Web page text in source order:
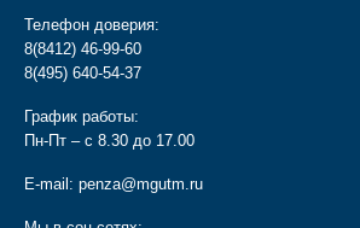
Телефон доверия:
8(8412) 46-99-60
8(495) 640-54-37
График работы:
Пн-Пт – с 8.30 до 17.00
E-mail: penza@mgutm.ru